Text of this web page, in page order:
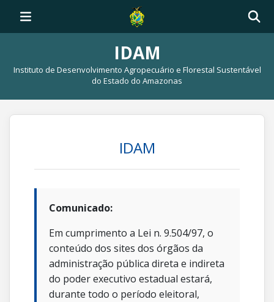
IDAM
Instituto de Desenvolvimento Agropecuário e Florestal Sustentável
do Estado do Amazonas
IDAM
Comunicado:
Em cumprimento a Lei n. 9.504/97, o
conteúdo dos sites dos órgãos da
administração pública direta e indireta
do poder executivo estadual estará,
durante todo o período eleitoral,